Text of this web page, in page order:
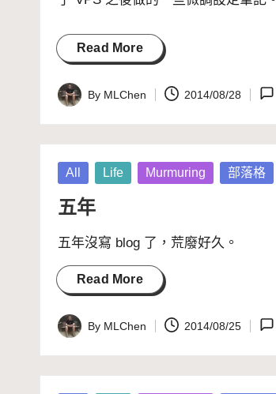
Read More
Posted
by
By MLChen 2014/08/28
Posted
All Life Murmuring 部落格
五年
五年沒寫 blog 了，荒廢好久。
Read More
Posted
by
By MLChen 2014/08/25